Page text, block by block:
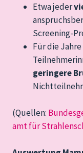
Etwa jeder
Screening-
Für die
geringere
(Quellen:
amt für